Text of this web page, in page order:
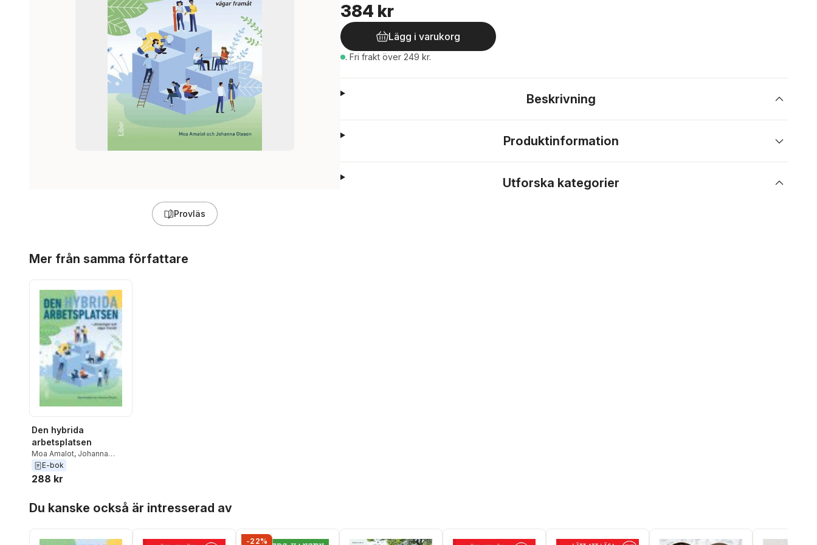
Provläs
384 kr
Lägg i varukorg
. Fri frakt över 249 kr.
Beskrivning
Produktinformation
Utforska kategorier
Mer från samma författare
Den hybrida
arbetsplatsen
Moa Amalot, Johanna
Olsson
E-bok
288 kr
Du kanske också är intresserad av
-22%